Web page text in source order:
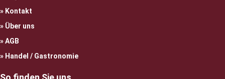
Kontakt
Über uns
AGB
Handel / Gastronomie